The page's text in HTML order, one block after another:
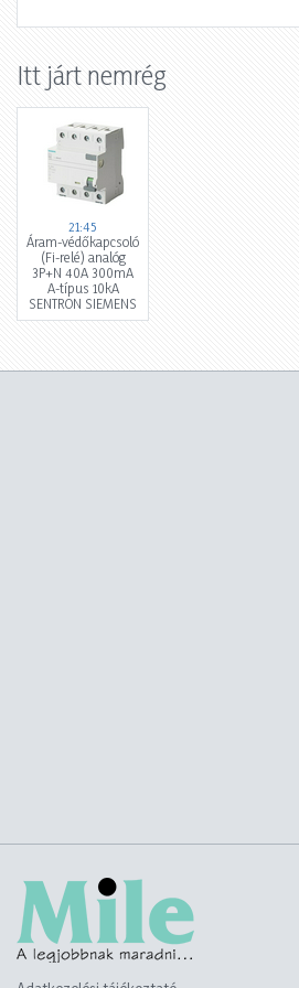
Itt járt nemrég
21:45
Áram-védőkapcsoló
(Fi-relé) analóg
3P+N 40A 300mA
A-típus 10kA
SENTRON SIEMENS